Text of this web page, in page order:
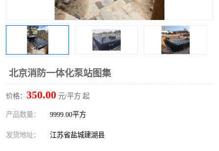
北京消防一体化泵站图集
价格： 350.00 元/平方 起
产品数量： 9999.00平方
发货地址： 江苏省盐城建湖县